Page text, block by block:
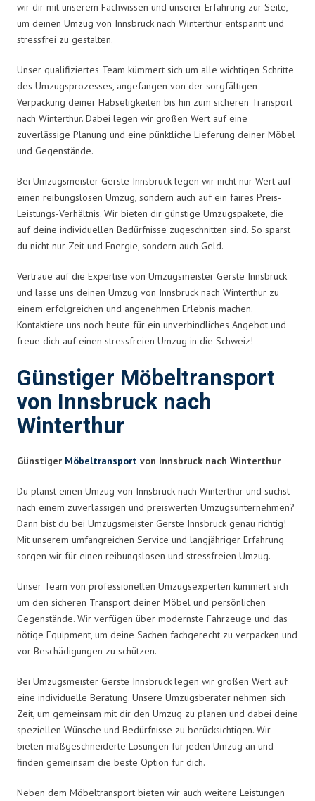
wir dir mit unserem Fachwissen und unserer Erfahrung zur Seite,
um deinen Umzug von Innsbruck nach Winterthur entspannt und
stressfrei zu gestalten.
Unser qualifiziertes Team kümmert sich um alle wichtigen Schritte
des Umzugsprozesses, angefangen von der sorgfältigen
Verpackung deiner Habseligkeiten bis hin zum sicheren Transport
nach Winterthur. Dabei legen wir großen Wert auf eine
zuverlässige Planung und eine pünktliche Lieferung deiner Möbel
und Gegenstände.
Bei Umzugsmeister Gerste Innsbruck legen wir nicht nur Wert auf
einen reibungslosen Umzug, sondern auch auf ein faires Preis-
Leistungs-Verhältnis. Wir bieten dir günstige Umzugspakete, die
auf deine individuellen Bedürfnisse zugeschnitten sind. So sparst
du nicht nur Zeit und Energie, sondern auch Geld.
Vertraue auf die Expertise von Umzugsmeister Gerste Innsbruck
und lasse uns deinen Umzug von Innsbruck nach Winterthur zu
einem erfolgreichen und angenehmen Erlebnis machen.
Kontaktiere uns noch heute für ein unverbindliches Angebot und
freue dich auf einen stressfreien Umzug in die Schweiz!
Günstiger Möbeltransport
von Innsbruck nach
Winterthur
Günstiger Möbeltransport von Innsbruck nach Winterthur
Du planst einen Umzug von Innsbruck nach Winterthur und suchst
nach einem zuverlässigen und preiswerten Umzugsunternehmen?
Dann bist du bei Umzugsmeister Gerste Innsbruck genau richtig!
Mit unserem umfangreichen Service und langjähriger Erfahrung
sorgen wir für einen reibungslosen und stressfreien Umzug.
Unser Team von professionellen Umzugsexperten kümmert sich
um den sicheren Transport deiner Möbel und persönlichen
Gegenstände. Wir verfügen über modernste Fahrzeuge und das
nötige Equipment, um deine Sachen fachgerecht zu verpacken und
vor Beschädigungen zu schützen.
Bei Umzugsmeister Gerste Innsbruck legen wir großen Wert auf
eine individuelle Beratung. Unsere Umzugsberater nehmen sich
Zeit, um gemeinsam mit dir den Umzug zu planen und dabei deine
speziellen Wünsche und Bedürfnisse zu berücksichtigen. Wir
bieten maßgeschneiderte Lösungen für jeden Umzug an und
finden gemeinsam die beste Option für dich.
Neben dem Möbeltransport bieten wir auch weitere Leistungen